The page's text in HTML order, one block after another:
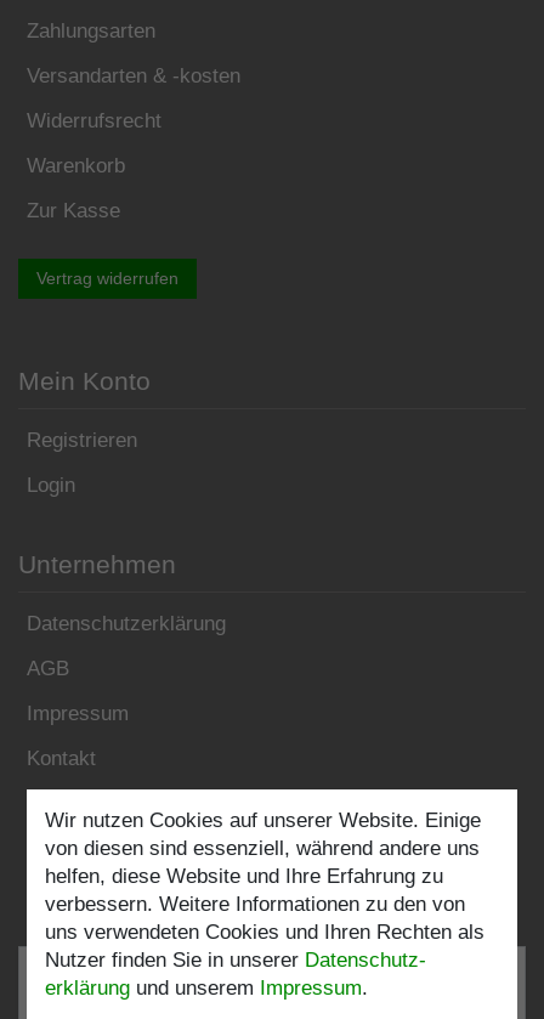
Zahlungsarten
Versandarten & -kosten
Widerrufsrecht
Warenkorb
Zur Kasse
Vertrag widerrufen
Mein Konto
Registrieren
Login
Unternehmen
Datenschutzerklärung
AGB
Impressum
Kontakt
Folgen Sie uns:
Wir nutzen Cookies auf unserer Website. Einige
von diesen sind essenziell, während andere uns
helfen, diese Website und Ihre Erfahrung zu
verbessern. Weitere Informationen zu den von
uns verwendeten Cookies und Ihren Rechten als
Nutzer finden Sie in unserer Daten­schutz­
erklärung und unserem Impressum.